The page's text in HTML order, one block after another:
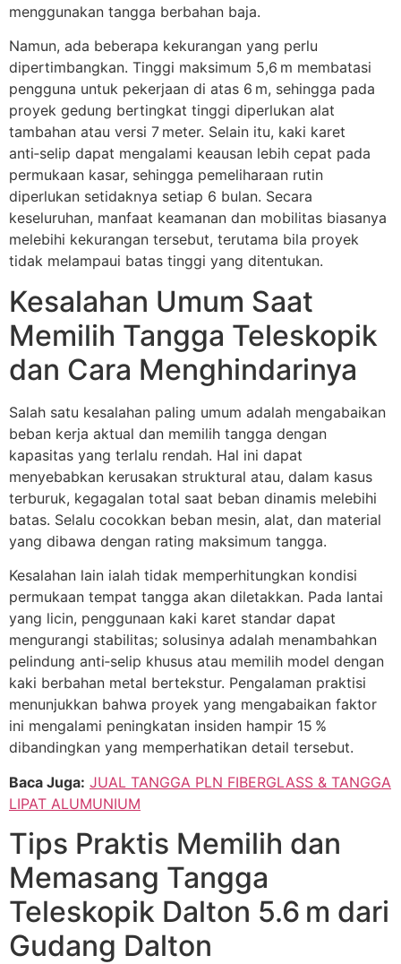
menggunakan tangga berbahan baja.
Namun, ada beberapa kekurangan yang perlu
dipertimbangkan. Tinggi maksimum 5,6 m membatasi
pengguna untuk pekerjaan di atas 6 m, sehingga pada
proyek gedung bertingkat tinggi diperlukan alat
tambahan atau versi 7 meter. Selain itu, kaki karet
anti‑selip dapat mengalami keausan lebih cepat pada
permukaan kasar, sehingga pemeliharaan rutin
diperlukan setidaknya setiap 6 bulan. Secara
keseluruhan, manfaat keamanan dan mobilitas biasanya
melebihi kekurangan tersebut, terutama bila proyek
tidak melampaui batas tinggi yang ditentukan.
Kesalahan Umum Saat
Memilih Tangga Teleskopik
dan Cara Menghindarinya
Salah satu kesalahan paling umum adalah mengabaikan
beban kerja aktual dan memilih tangga dengan
kapasitas yang terlalu rendah. Hal ini dapat
menyebabkan kerusakan struktural atau, dalam kasus
terburuk, kegagalan total saat beban dinamis melebihi
batas. Selalu cocokkan beban mesin, alat, dan material
yang dibawa dengan rating maksimum tangga.
Kesalahan lain ialah tidak memperhitungkan kondisi
permukaan tempat tangga akan diletakkan. Pada lantai
yang licin, penggunaan kaki karet standar dapat
mengurangi stabilitas; solusinya adalah menambahkan
pelindung anti‑selip khusus atau memilih model dengan
kaki berbahan metal bertekstur. Pengalaman praktisi
menunjukkan bahwa proyek yang mengabaikan faktor
ini mengalami peningkatan insiden hampir 15 %
dibandingkan yang memperhatikan detail tersebut.
Baca Juga: JUAL TANGGA PLN FIBERGLASS & TANGGA
LIPAT ALUMUNIUM
Tips Praktis Memilih dan
Memasang Tangga
Teleskopik Dalton 5.6 m dari
Gudang Dalton